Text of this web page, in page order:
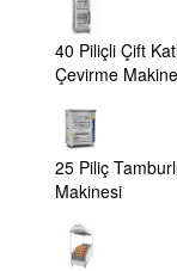
40 Piliçli Çift
Çevirme
25 Piliç
Makinesi